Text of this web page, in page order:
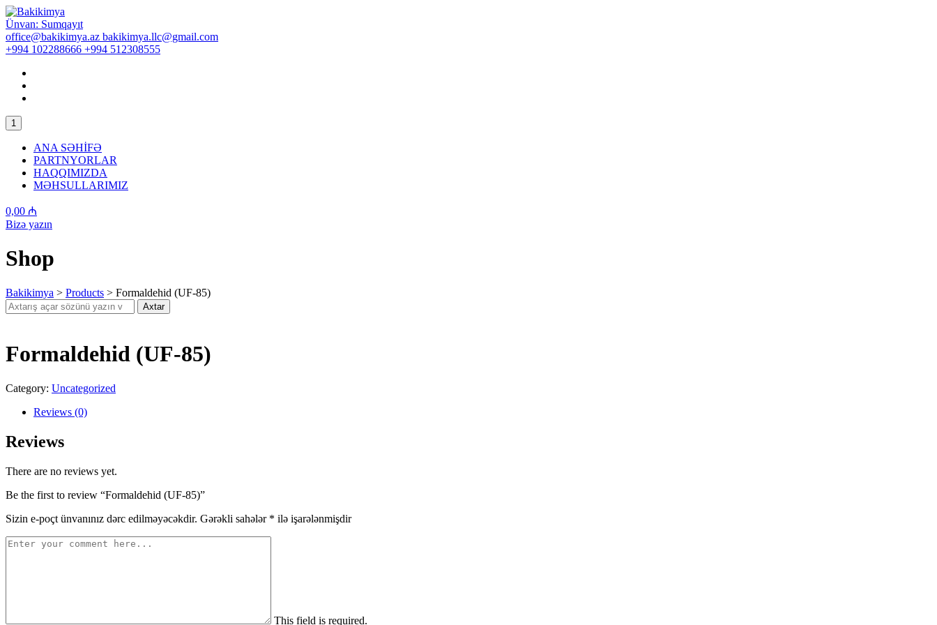
Skip
to
content
Ünvan: Sumqayıt
office@bakikimya.az bakikimya.llc@gmail.com
+994 102288666 +994 512308555
1
ANA SƏHİFƏ
PARTNYORLAR
HAQQIMIZDA
MƏHSULLARIMIZ
0,00 ₼
Bizə yazın
Shop
Bakikimya > Products > Formaldehid (UF-85)
Search
for:
Axtar
Formaldehid (UF-85)
Category: Uncategorized
Reviews (0)
Reviews
There are no reviews yet.
Be the first to review “Formaldehid (UF-85)”
Sizin e-poçt ünvanınız dərc edilməyəcəkdir. Gərəkli sahələr * ilə işarələnmişdir
This field is required.